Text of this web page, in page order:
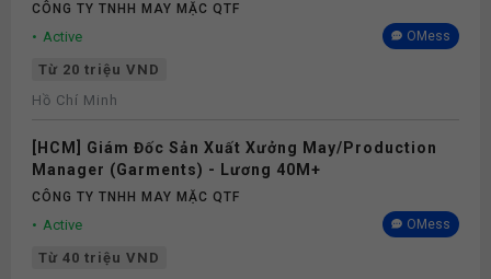
CÔNG TY TNHH MAY MẶC QTF
Active OMess
Từ 20 triệu VND
Hồ Chí Minh
[HCM] Giám Đốc Sản Xuất Xưởng May/Production
Manager (Garments) - Lương 40M+
CÔNG TY TNHH MAY MẶC QTF
Active OMess
Từ 40 triệu VND